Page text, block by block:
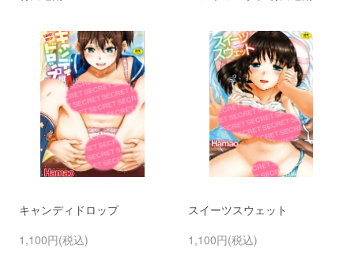
キャンディドロップ
1,100円(税込)
スイーツスウェット
1,100円(税込)